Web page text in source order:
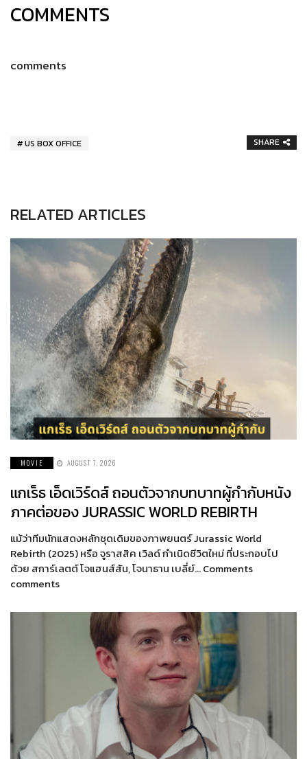
COMMENTS
comments
US BOX OFFICE SHARE
RELATED ARTICLES
MOVIE AUGUST 7, 2026
แกเร็ธ เอ็ดเวิร์ดส์ ถอนตัวจากบทบาทผู้กำกับหนัง
ภาคต่อของ JURASSIC WORLD REBIRTH
แม้ว่าทีมนักแสดงหลักชุดเดิมของภาพยนตร์ Jurassic World
Rebirth (2025) หรือ จูราสสิค เวิลด์ กำเนิดชีวิตใหม่ ที่ประกอบไป
ด้วย สการ์เลตต์ โจแฮนส์สัน, โจนาธาน เบลี่ย์… Comments
comments